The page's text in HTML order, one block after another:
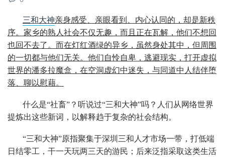
三和大神亲身感受、亲眼看到、内心认同的，却是新秩
序。家乡的熟人社会不仅无趣，而且正在瓦解，他们不想回
也回不去了。而在灯红酒绿的异乡，虽然身处其中，但周围
的一切都与他们无关。他们自怜自卑，逃避现实，打开虚拟
世界的潘多拉魔盒，在空洞虚幻中迷失，与同道中人结伴堕
落、聊以慰藉。
什么是“社畜”？听说过“三和大神”吗？人们从网络世界
提炼出这些新词，以解释趋于复杂的社会结构。
“三和大神”原指聚集于深圳三和人才市场一带，打低端
日结零工，干一天玩两三天的游民；后来泛指采取这类生活